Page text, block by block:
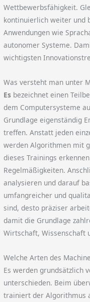
Wettbewerbsfähigkeit.
kontinuierlich weiter und
Anwendungen wie
autonomer Systeme.
wichtigsten
Was versteht man unter
Es bezeichnet einen
dem Computersysteme
Grundlage eigenständig
treffen. Anstatt jeden
werden Algorithmen mit
dieses Trainings
Regelmäßigkeiten.
analysieren und darauf
umfangreicher und
sind, desto präziser
damit die Grundlage
Wirtschaft, Wissenschaft
Welche Arten des
Es werden grundsätzlich
unterschieden. Beim
trainiert der Algorithmus